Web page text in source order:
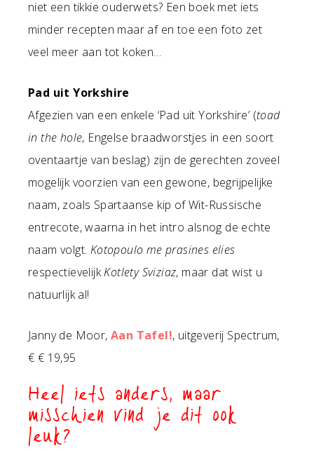
niet een tikkie ouderwets? Een boek met iets
minder recepten maar af en toe een foto zet
veel meer aan tot koken…
Pad uit Yorkshire
Afgezien van een enkele ‘Pad uit Yorkshire’ (toad
in the hole, Engelse braadworstjes in een soort
oventaartje van beslag) zijn de gerechten zoveel
mogelijk voorzien van een gewone, begrijpelijke
naam, zoals Spartaanse kip of Wit-Russische
entrecote, waarna in het intro alsnog de echte
naam volgt. Kotopoulo me prasines elies
respectievelijkKotlety Sviziaz, maar dat wist u
natuurlijk al!
Janny de Moor, Aan Tafel!, uitgeverij Spectrum,
€ € 19,95
Heel iets anders, maar
misschien vind je dit ook
leuk?